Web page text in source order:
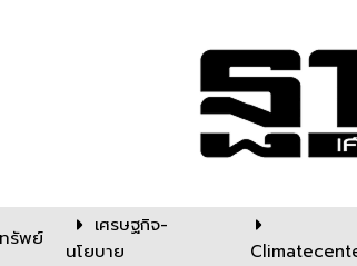
รัพย์
เศรษฐกิจ-
นโยบาย